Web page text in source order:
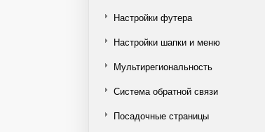
Настройки футера
Настройки шапки и меню
Мультирегиональность
Система обратной связи
Посадочные страницы